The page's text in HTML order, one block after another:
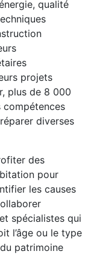
qualité
projets
plus de 8 000
diverses
des
pour
les causes
spécialistes qui
l’âge ou le type
patrimoine